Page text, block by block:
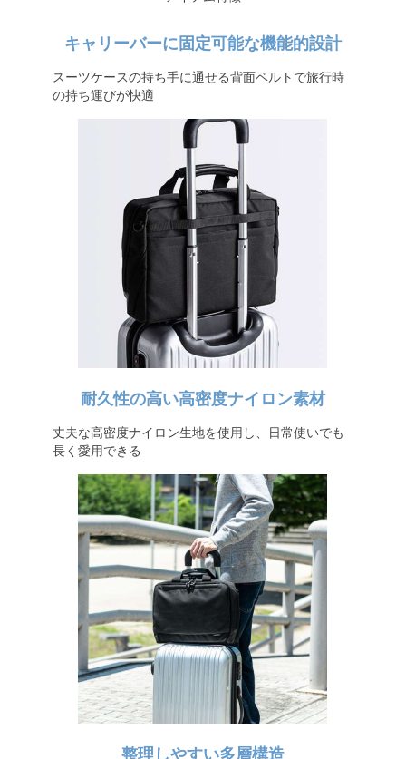
キャリーバーに固定可能な機能的設計
スーツケースの持ち手に通せる背面ベルトで旅行時
の持ち運びが快適
耐久性の高い高密度ナイロン素材
丈夫な高密度ナイロン生地を使用し、日常使いでも
長く愛用できる
整理しやすい多層構造